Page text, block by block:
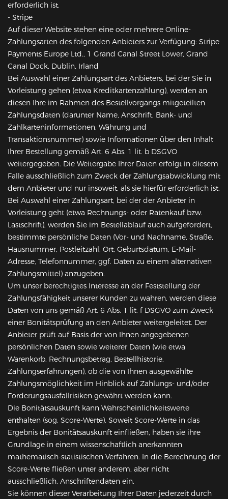
erforderlich ist.
- Stripe
Auf dieser Website stehen eine oder mehrere Online-
Zahlungsarten des folgenden Anbieters zur Verfügung: Stripe
Payments Europe Ltd., 1 Grand Canal Street Lower, Grand
Canal Dock, Dublin, Irland
Bei Auswahl einer Zahlungsart des Anbieters, bei der Sie in
Vorleistung gehen (etwa Kreditkartenzahlung), werden an
diesen Ihre im Rahmen des Bestellvorgangs mitgeteilten
Zahlungsdaten (darunter Name, Anschrift, Bank- und
Zahlkarteninformationen, Währung und
Transaktionsnummer) sowie Informationen über den Inhalt
Ihrer Bestellung gemäß Art. 6 Abs. 1 lit. b DSGVO
weitergegeben. Die Weitergabe Ihrer Daten erfolgt in diesem
Falle ausschließlich zum Zweck der Zahlungsabwicklung mit
dem Anbieter und nur insoweit, als sie hierfür erforderlich ist.
Bei Auswahl einer Zahlungsart, bei der der Anbieter in
Vorleistung geht (etwa Rechnungs- oder Ratenkauf bzw.
Lastschrift), werden Sie im Bestellablauf auch aufgefordert,
bestimmte persönliche Daten (Vor- und Nachname, Straße,
Hausnummer, Postleitzahl, Ort, Geburtsdatum, E-Mail-
Adresse, Telefonnummer, ggf. Daten zu einem alternativen
Zahlungsmittel) anzugeben.
Um unser berechtigtes Interesse an der Feststellung der
Zahlungsfähigkeit unserer Kunden zu wahren, werden diese
Daten von uns gemäß Art. 6 Abs. 1 lit. f DSGVO zum Zweck
einer Bonitätsprüfung an den Anbieter weitergeleitet. Der
Anbieter prüft auf Basis der von Ihnen angegebenen
persönlichen Daten sowie weiterer Daten (wie etwa
Warenkorb, Rechnungsbetrag, Bestellhistorie,
Zahlungserfahrungen), ob die von Ihnen ausgewählte
Zahlungsmöglichkeit im Hinblick auf Zahlungs- und/oder
Forderungsausfallrisiken gewährt werden kann.
Die Bonitätsauskunft kann Wahrscheinlichkeitswerte
enthalten (sog. Score-Werte). Soweit Score-Werte in das
Ergebnis der Bonitätsauskunft einfließen, haben sie ihre
Grundlage in einem wissenschaftlich anerkannten
mathematisch-statistischen Verfahren. In die Berechnung der
Score-Werte fließen unter anderem, aber nicht
ausschließlich, Anschriftendaten ein.
Sie können dieser Verarbeitung Ihrer Daten jederzeit durch